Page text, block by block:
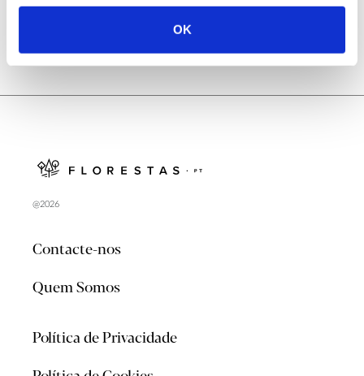
OK
@2026
Contacte-nos
Quem Somos
Política de Privacidade